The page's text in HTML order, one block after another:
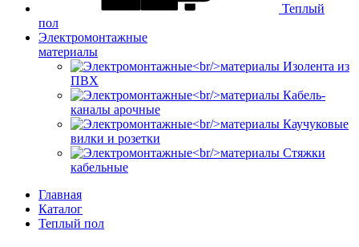
Теплый
пол
Электромонтажные
материалы
Изолента из
ПВХ
Кабель-
каналы арочные
Каучуковые
вилки и розетки
Стяжки
кабельные
Главная
Каталог
Теплый пол